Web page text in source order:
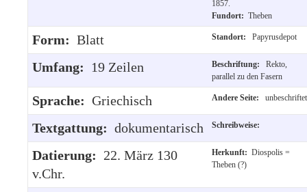
1857.
Fundort: Theben
Form: Blatt Standort: Papyrusdepot
Umfang: 19 Zeilen Beschriftung:
Rekto,
parallel zu den Fasern
Sprache: Griechisch Andere Seite: unbeschriftet
Textgattung: dokumentarisch Schreibweise:
Datierung: 22. März 130
v.Chr.
Herkunft: Diospolis =
Theben (?)